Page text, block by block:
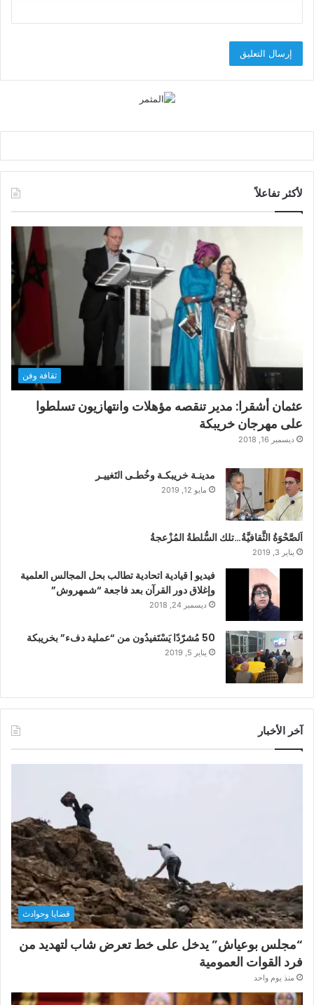
لأكثر تفاعلاً
ثقافة وفن
عثمان أشقرا: مدير تنقصه مؤهلات وانتهازيون تسلطوا
على مهرجان خريبكة
ديسمبر 16, 2018
مدينـة خريبكـة وخُطـى التَغييـر
مايو 12, 2019
اَلصَّحْوَةُ الثَّقافيَّةُ…تلك السُّلطةُ المُزْعجةُ
يناير 3, 2019
فيديو | قيادية اتحادية تطالب بحل المجالس العلمية
وإغلاق دور القرآن بعد فاجعة “شمهروش”
ديسمبر 24, 2018
50 مُشرّدًا يَسْتَفيدُون من “عملية دفء” بخريبكة
يناير 5, 2019
آخر الأخبار
قضايا وحوادث
“مجلس بوعياش” يدخل على خط تعرض شاب لتهديد من
فرد القوات العمومية
منذ يوم واحد